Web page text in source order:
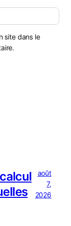
site dans le
août
7,
2026